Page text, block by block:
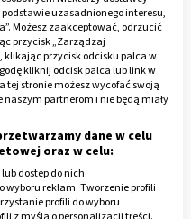
owocówki jest
aromatów. Jakich
wszystkim
aerozol z tym olejkiem
na owoce, by
dla tych stworzeń.
albo świece
uzasadnionego interesu,
Możesz zaakceptować, odrzucić
przycisk „Zarządzaj
przycisk odcisku palca w
kliknij odcisk palca lub link w
tej stronie możesz wycofać swoją
partnerom i nie będą miały
dane w celu
oraz w celu:
dostęp do nich.
reklam. Tworzenie profili
profili do wyboru
z myślą o personalizacji treści.